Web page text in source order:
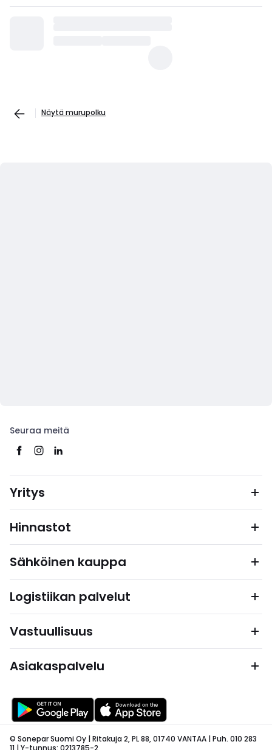
Näytä murupolku
Seuraa meitä
Yritys
Hinnastot
Sähköinen kauppa
Logistiikan palvelut
Vastuullisuus
Asiakaspalvelu
© Sonepar Suomi Oy | Ritakuja 2, PL 88, 01740 VANTAA | Puh. 010 283
11 | Y-tunnus: 0213785-2